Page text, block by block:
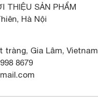
THIỆU SẢN PHẨM
Hà Nội
tràng, Gia Lâm, Vietnam
8679